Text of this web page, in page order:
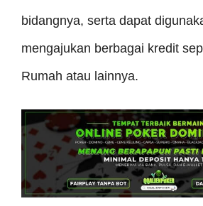
bidangnya, serta dapat
mengajukan berbagai kredit
Rumah atau lainnya.